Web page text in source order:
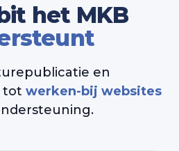
het MKB
en
tot werken-bij websites